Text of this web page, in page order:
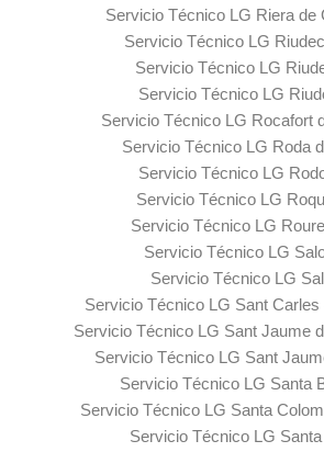
Servicio Técnico LG Riera de
Servicio Técnico LG
Servicio Técnico LG
Servicio Técnico LG
Servicio Técnico LG Rocafort
Servicio Técnico LG Roda
Servicio Técnico LG
Servicio Técnico LG
Servicio Técnico LG
Servicio Técnico LG
Servicio Técnico LG
Servicio Técnico LG Sant Carles
Servicio Técnico LG Sant Jaume
Servicio Técnico LG Sant
Servicio Técnico LG Santa
Servicio Técnico LG Santa
Servicio Técnico LG